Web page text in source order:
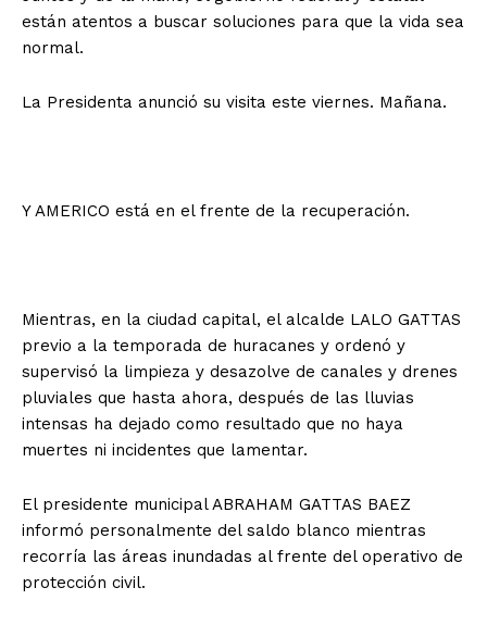
están atentos a buscar soluciones para que la vida sea
normal.
La Presidenta anunció su visita este viernes. Mañana.
Y AMERICO está en el frente de la recuperación.
Mientras, en la ciudad capital, el alcalde LALO GATTAS
previo a la temporada de huracanes y ordenó y
supervisó la limpieza y desazolve de canales y drenes
pluviales que hasta ahora, después de las lluvias
intensas ha dejado como resultado que no haya
muertes ni incidentes que lamentar.
El presidente municipal ABRAHAM GATTAS BAEZ
informó personalmente del saldo blanco mientras
recorría las áreas inundadas al frente del operativo de
protección civil.